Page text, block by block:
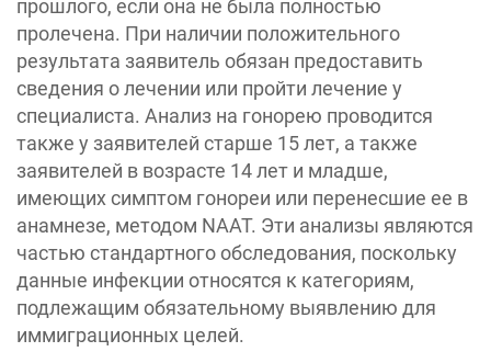
прошлого, если она не была полностью
пролечена. При наличии положительного
результата заявитель обязан предоставить
сведения о лечении или пройти лечение у
специалиста. Анализ на гонорею проводится
также у заявителей старше 15 лет, а также
заявителей в возрасте 14 лет и младше,
имеющих симптом гонореи или перенесшие ее в
анамнезе, методом NAAT. Эти анализы являются
частью стандартного обследования, поскольку
данные инфекции относятся к категориям,
подлежащим обязательному выявлению для
иммиграционных целей.